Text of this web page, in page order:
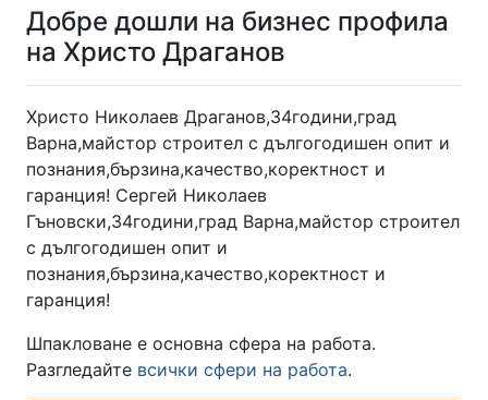
Добре дошли на бизнес профила
на Христо Драганов
Христо Николаев Драганов,34години,град
Варна,майстор строител с дългогодишен опит и
познания,бързина,качество,коректност и
гаранция! Сергей Николаев
Гъновски,34години,град Варна,майстор строител
с дългогодишен опит и
познания,бързина,качество,коректност и
гаранция!
Шпакловане е основна сфера на работа.
Разгледайте всички сфери на работа.